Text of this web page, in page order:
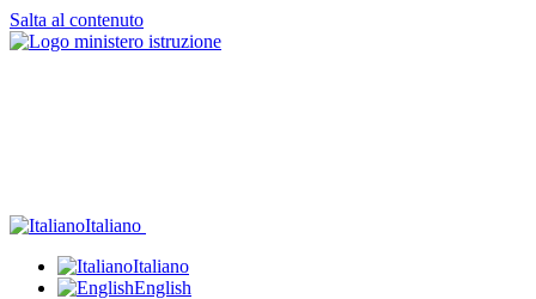
Salta al contenuto
Italiano
Italiano
English